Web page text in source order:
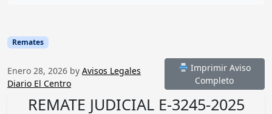
Remates
Enero 28, 2026 by Avisos Legales
Diario El Centro
Imprimir Aviso
Completo
REMATE JUDICIAL E-3245-2025